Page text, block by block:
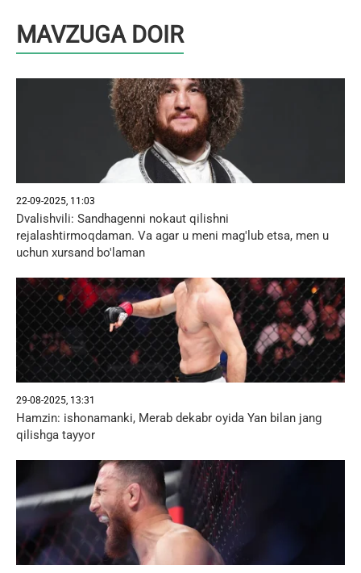
MAVZUGA DOIR
22-09-2025, 11:03
Dvalishvili: Sandhagenni nokaut qilishni
rejalashtirmoqdaman. Va agar u meni mag'lub etsa, men u
uchun xursand bo'laman
29-08-2025, 13:31
Hamzin: ishonamanki, Merab dekabr oyida Yan bilan jang
qilishga tayyor